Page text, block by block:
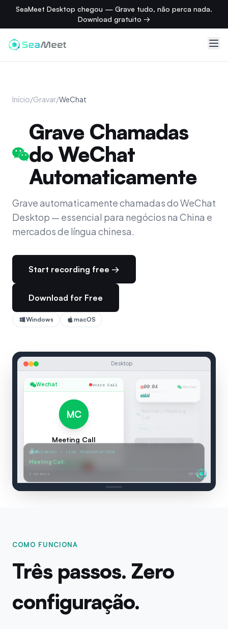
SeaMeet Desktop chegou — Grave tudo, não perca nada.
Download gratuito →
Início/Gravar/WeChat
Grave Chamadas
do WeChat
Automaticamente
Grave automaticamente chamadas do WeChat
Desktop — essencial para negócios na China e
mercados de língua chinesa.
Start recording free →
Download for Free
Windows macOS
Desktop
Wechat Voice Call
MC
Meeting Call
Connected
00:04 Wechat
Meeting Call
COMO FUNCIONA
Três passos. Zero
configuração.